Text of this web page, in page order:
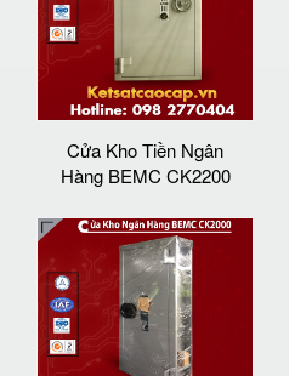
Cửa Kho Tiền Ngân
Hàng BEMC CK2200